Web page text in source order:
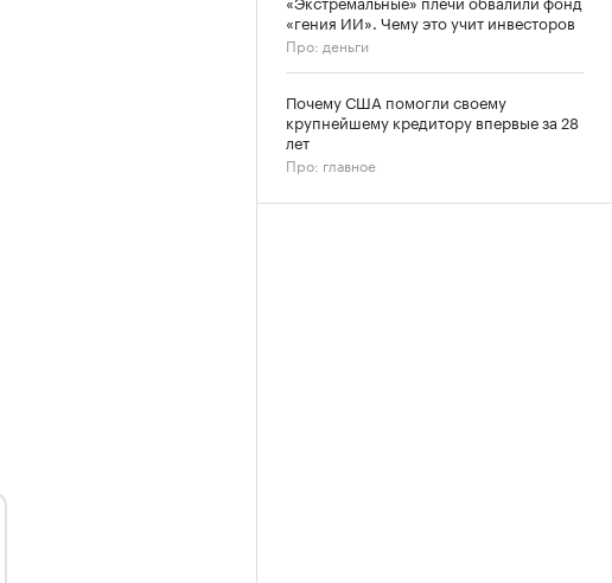
«гения ИИ». Чему это учит инвесторов
Про: деньги
Почему США помогли своему
крупнейшему кредитору впервые за 28
лет
Про: главное